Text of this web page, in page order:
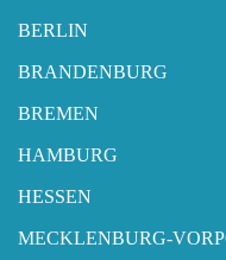
BERLIN
BRANDENBURG
BREMEN
HAMBURG
HESSEN
MECKLENBURG-